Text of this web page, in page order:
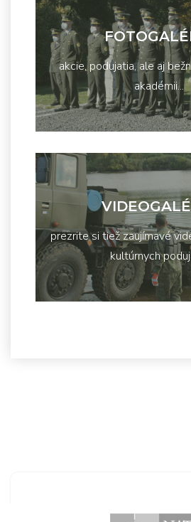
akcie, podujatia, ale aj
akadémii...
prezrite si tiež zaujímavé
kultúrnych